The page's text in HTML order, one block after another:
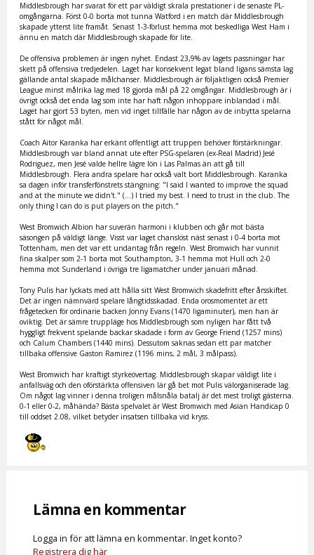
Middlesbrough har svarat för ett par väldigt skrala prestationer i de senaste PL-
omgångarna. Först 0-0 borta mot tunna Watford i en match där Middlesbrough
skapade ytterst lite framåt. Senast 1-3-förlust hemma mot beskedliga West Ham i
ännu en match där Middlesbrough skapade för lite.
De offensiva problemen är ingen nyhet. Endast 23,9% av lagets passningar har
skett på offensiva tredjedelen. Laget har konsekvent legat bland ligans sämsta lag
gällande antal skapade målchanser. Middlesbrough är följaktligen också Premier
League minst målrika lag med 18 gjorda mål på 22 omgångar. Middlesbrough är i
övrigt också det enda lag som inte har haft någon inhoppare inblandad i mål.
Laget har gjort 53 byten, men vid inget tillfälle har någon av de inbytta spelarna
stått för något mål.
Coach Aitor Karanka har erkänt offentligt att truppen behöver förstärkningar.
Middlesbrough var bland annat ute efter PSG-spelaren (ex-Real Madrid) Jesé
Rodriguez, men Jesé valde hellre lägre lön i Las Palmas än att gå till
Middlesbrough. Flera andra spelare har också valt bort Middlesbrough. Karanka
sa dagen inför transferfönstrets stängning: "I said I wanted to improve the squad
and at the minute we didn't." (...) I tried my best. I need to trust in the club. The
only thing I can do is put players on the pitch."
West Bromwich Albion har suverän harmoni i klubben och går mot bästa
säsongen på väldigt länge. Visst var laget chanslöst näst senast i 0-4 borta mot
Tottenham, men det var ett undantag från regeln. West Bromwich har vunnit
fina skalper som 2-1 borta mot Southampton, 3-1 hemma mot Hull och 2-0
hemma mot Sunderland i övriga tre ligamatcher under januari månad.
Tony Pulis har lyckats med att hålla sitt West Bromwich skadefritt efter årsskiftet.
Det är ingen nämnvärd spelare långtidsskadad. Enda orosmomentet är ett
frågetecken för ordinarie backen Jonny Evans (1470 ligaminuter), men han är
oviktig. Det är sämre truppläge hos Middlesbrough som nyligen har fått två
hyggligt frekvent spelande backar skadade i form av George Friend (1257 mins)
och Calum Chambers (1440 mins). Dessutom saknas sedan ett par matcher
tillbaka offensive Gaston Ramirez (1196 mins, 2 mål, 3 målpass).
West Bromwich har kraftigt styrkeövertag. Middlesbrough skapar väldigt lite i
anfallsväg och den oförstärkta offensiven lär gå bet mot Pulis välorganiserade lag.
Om något lag vinner i denna troligen målsnåla batalj är det mest troligt gästerna.
0-1 eller 0-2, måhända? Bästa spelvalet är West Bromwich med Asian Handicap 0
till oddset 2.08, vilket betyder insatsen tillbaka vid kryss.
Lämna en kommentar
Logga in för att lämna en kommentar. Inget konto?
Registrera dig här